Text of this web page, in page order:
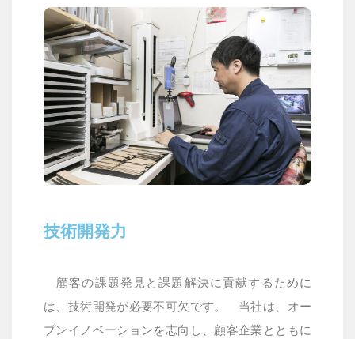
技術開発力
顧客の課題発見と課題解決に貢献するために
は、技術開発が必要不可欠です。
当社は、オー
プンイノベーションを志向し、顧客企業とともに